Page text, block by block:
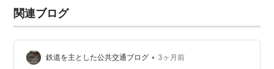
関連ブログ
鉄道を主とした公共交通ブログ • 3ヶ月前